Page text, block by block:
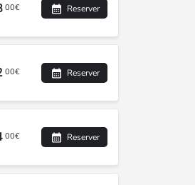
00€ Reserver
00€ Reserver
00€ Reserver